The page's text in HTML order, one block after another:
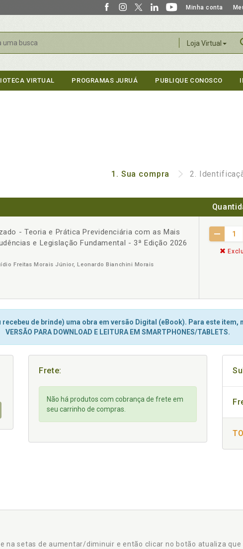
Minha conta
Loja Virtual
VIRTUAL PROGRAMAS JURUÁ PUBLIQUE CONOSCO
1. Sua compra 2.
- Teoria e Prática Previdenciária com as Mais
e Legislação Fundamental - 3ª Edição 2026
Freitas Morais Júnior, Leonardo Bianchini Morais
+
recebeu de brinde) uma obra em versão Digital (eBook). Para este item,
VERSÃO PARA DOWNLOAD E LEITURA EM SMARTPHONES/TABLETS.
Frete:
Não há produtos com cobrança de frete em
seu carrinho de compras.
na setas de aumentar/diminuir e então clicar no botão atualiza